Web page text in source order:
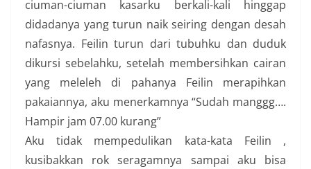
ciuman-ciuman kasarku berkali-kali hinggap
didadanya yang turun naik seiring dengan desah
nafasnya. Feilin turun dari tubuhku dan duduk
dikursi sebelahku, setelah membersihkan cairan
yang meleleh di pahanya Feilin merapihkan
pakaiannya, aku menerkamnya “Sudah manggg….
Hampir jam 07.00 kurang”
Aku tidak mempedulikan kata-kata Feilin ,
kusibakkan rok seragamnya sampai aku bisa